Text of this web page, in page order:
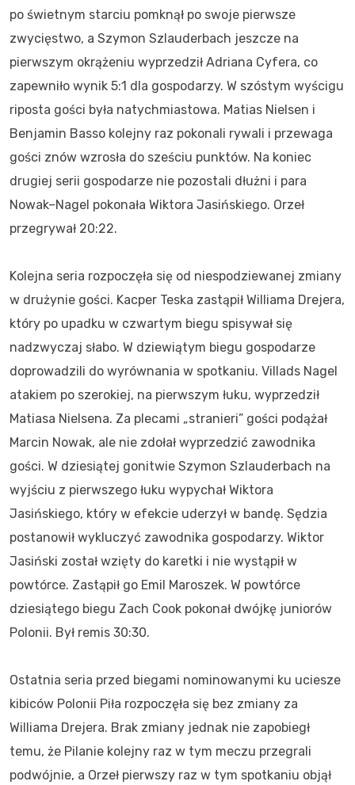
po świetnym starciu pomknął po swoje pierwsze
zwycięstwo, a Szymon Szlauderbach jeszcze na
pierwszym okrążeniu wyprzedził Adriana Cyfera, co
zapewniło wynik 5:1 dla gospodarzy. W szóstym wyścigu
riposta gości była natychmiastowa. Matias Nielsen i
Benjamin Basso kolejny raz pokonali rywali i przewaga
gości znów wzrosła do sześciu punktów. Na koniec
drugiej serii gospodarze nie pozostali dłużni i para
Nowak–Nagel pokonała Wiktora Jasińskiego. Orzeł
przegrywał 20:22.
Kolejna seria rozpoczęła się od niespodziewanej zmiany
w drużynie gości. Kacper Teska zastąpił Williama Drejera,
który po upadku w czwartym biegu spisywał się
nadzwyczaj słabo. W dziewiątym biegu gospodarze
doprowadzili do wyrównania w spotkaniu. Villads Nagel
atakiem po szerokiej, na pierwszym łuku, wyprzedził
Matiasa Nielsena. Za plecami „stranieri” gości podążał
Marcin Nowak, ale nie zdołał wyprzedzić zawodnika
gości. W dziesiątej gonitwie Szymon Szlauderbach na
wyjściu z pierwszego łuku wypychał Wiktora
Jasińskiego, który w efekcie uderzył w bandę. Sędzia
postanowił wykluczyć zawodnika gospodarzy. Wiktor
Jasiński został wzięty do karetki i nie wystąpił w
powtórce. Zastąpił go Emil Maroszek. W powtórce
dziesiątego biegu Zach Cook pokonał dwójkę juniorów
Polonii. Był remis 30:30.
Ostatnia seria przed biegami nominowanymi ku uciesze
kibiców Polonii Piła rozpoczęła się bez zmiany za
Williama Drejera. Brak zmiany jednak nie zapobiegł
temu, że Pilanie kolejny raz w tym meczu przegrali
podwójnie, a Orzeł pierwszy raz w tym spotkaniu objął